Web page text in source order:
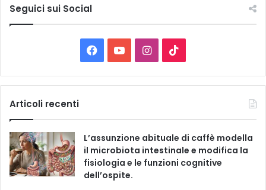
e
o
r
i
e
Seguici sui Social
a
e
b
o
o
T
u
b
I
n
t
a
g
i
T
o
k
Articoli recenti
L’assunzione abituale di caffè modella
il microbiota intestinale e modifica la
fisiologia e le funzioni cognitive
dell’ospite.